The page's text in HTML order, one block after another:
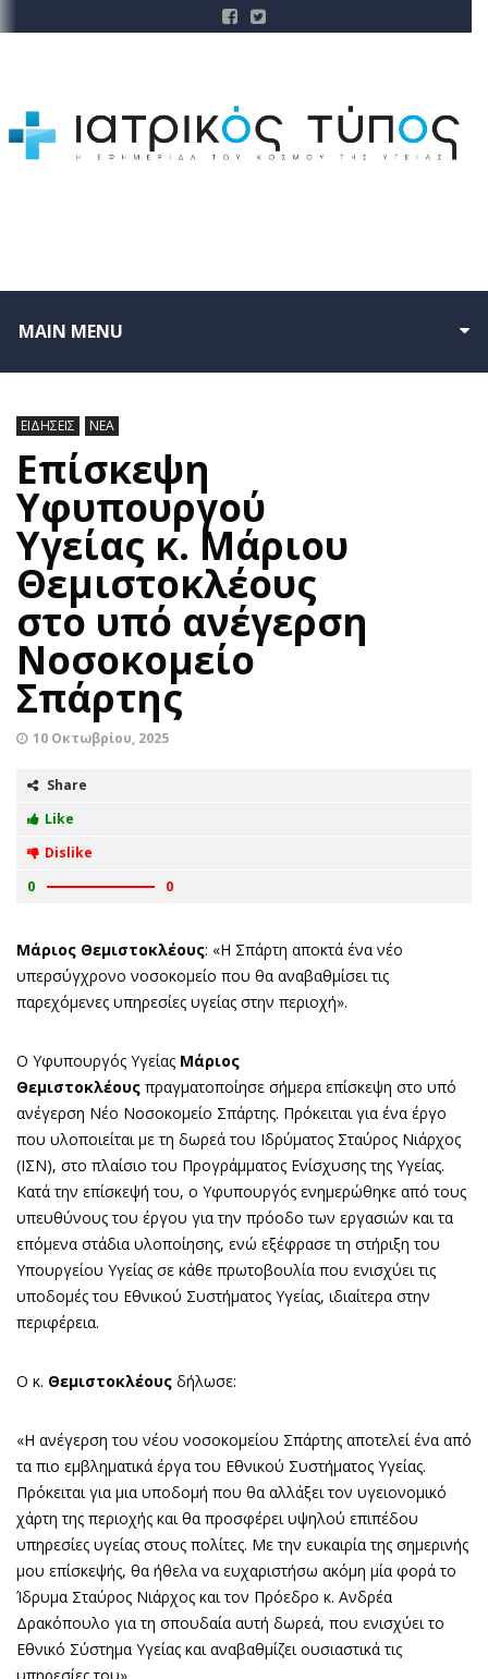
MAIN MENU
ΕΙΔΗΣΕΙΣ ΝΕΑ
Επίσκεψη
Υφυπουργού
Υγείας κ. Μάριου
Θεμιστοκλέους
στο υπό ανέγερση
Νοσοκομείο
Σπάρτης
10 Οκτωβρίου, 2025
Share
Like
Dislike
0
0
Μάριος Θεμιστοκλέους: «Η Σπάρτη αποκτά ένα νέο
υπερσύγχρονο νοσοκομείο που θα αναβαθμίσει τις
παρεχόμενες υπηρεσίες υγείας στην περιοχή».
Ο Υφυπουργός Υγείας Μάριος
Θεμιστοκλέους πραγματοποίησε σήμερα επίσκεψη στο υπό
ανέγερση Νέο Νοσοκομείο Σπάρτης. Πρόκειται για ένα έργο
που υλοποιείται με τη δωρεά του Ιδρύματος Σταύρος Νιάρχος
(ΙΣΝ), στο πλαίσιο του Προγράμματος Ενίσχυσης της Υγείας.
Κατά την επίσκεψή του, ο Υφυπουργός ενημερώθηκε από τους
υπευθύνους του έργου για την πρόοδο των εργασιών και τα
επόμενα στάδια υλοποίησης, ενώ εξέφρασε τη στήριξη του
Υπουργείου Υγείας σε κάθε πρωτοβουλία που ενισχύει τις
υποδομές του Εθνικού Συστήματος Υγείας, ιδιαίτερα στην
περιφέρεια.
Ο κ. Θεμιστοκλέους δήλωσε:
«Η ανέγερση του νέου νοσοκομείου Σπάρτης αποτελεί ένα από
τα πιο εμβληματικά έργα του Εθνικού Συστήματος Υγείας.
Πρόκειται για μια υποδομή που θα αλλάξει τον υγειονομικό
χάρτη της περιοχής και θα προσφέρει υψηλού επιπέδου
υπηρεσίες υγείας στους πολίτες. Με την ευκαιρία της σημερινής
μου επίσκεψής, θα ήθελα να ευχαριστήσω ακόμη μία φορά το
Ίδρυμα Σταύρος Νιάρχος και τον Πρόεδρο κ. Ανδρέα
Δρακόπουλο για τη σπουδαία αυτή δωρεά, που ενισχύει το
Εθνικό Σύστημα Υγείας και αναβαθμίζει ουσιαστικά τις